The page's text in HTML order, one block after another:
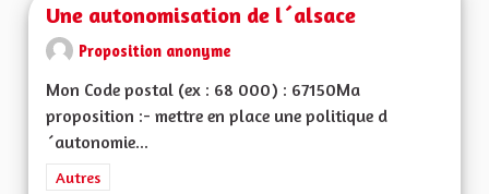
Une autonomisation de l´alsace
Proposition anonyme
Mon Code postal (ex : 68 000) : 67150Ma
proposition :- mettre en place une politique d
´autonomie...
Filtrer les résultats de la catégorie : Autres
Autres